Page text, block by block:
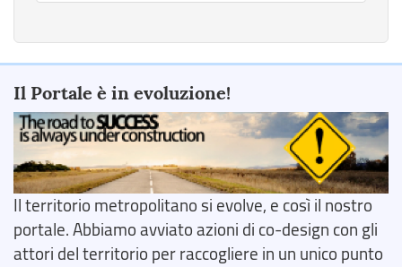
Il Portale è in evoluzione!
Il territorio metropolitano si evolve, e così il nostro
portale. Abbiamo avviato azioni di co-design con gli
attori del territorio per raccogliere in un unico punto